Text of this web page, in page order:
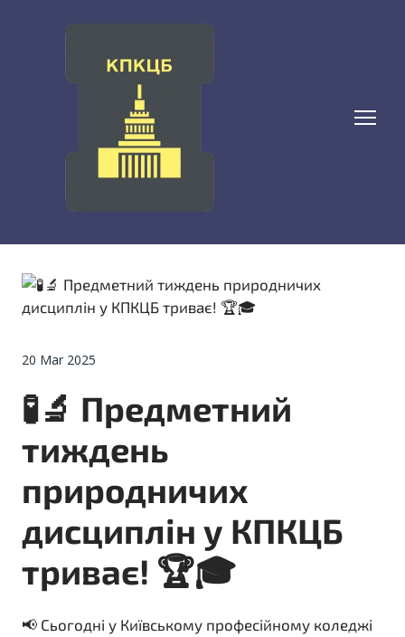
20 Mar 2025
🧪🔬 Предметний
тиждень
природничих
дисциплін у КПКЦБ
триває! 🏆🎓
📢 Сьогодні у Київському професійному коледжі